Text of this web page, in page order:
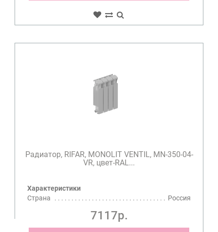
Радиатор, RIFAR, MONOLIT VENTIL, MN-350-04-
VR, цвет-RAL...
Характеристики
Страна
Россия
7117р.